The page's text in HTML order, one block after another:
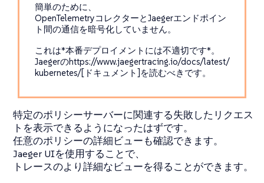
簡単のために、
OpenTelemetryコレクターとJaegerエンドポイン
ト間の通信を暗号化していません。
これは*本番デプロイメントには不適切です*。
Jaegerのhttps://www.jaegertracing.io/docs/latest/
kubernetes/[ドキュメント]を読むべきです。
特定のポリシーサーバーに関連する失敗したリクエス
トを表示できるようになったはずです。
任意のポリシーの詳細ビューも確認できます。
Jaeger UIを使用することで、
トレースのより詳細なビューを得ることができます。